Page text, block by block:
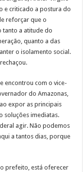
e criticado a postura do
reforçar que o
tanto a atitude do
quanto a das
o isolamento social.
encontrou com o vice-
do Amazonas,
expor as principais
soluções imediatas.
agir. Não podemos
a tantos dias, porque
prefeito, está oferecer